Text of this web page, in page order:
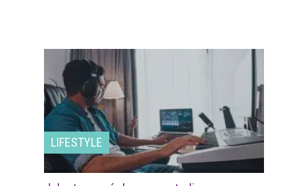
LIFESTYLE